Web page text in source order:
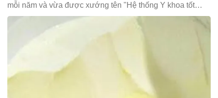
mỗi năm và vừa được xướng tên "Hệ thống Y khoa tốt
nhất Việt Nam 2026".